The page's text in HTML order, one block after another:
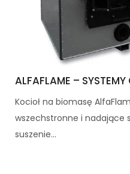
ALFAFLAME –
Kocioł na biomasę
wszechstronne i nadające
suszenie...